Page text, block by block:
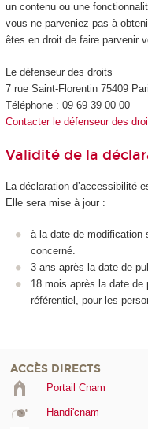
un contenu ou une
vous ne parveniez pas à
êtes en droit de faire parvenir
Le défenseur des droits
7 rue Saint-Florentin 75409
Téléphone : 09 69 39 00 00
Contacter le défenseur des
Validité de la
La déclaration d’accessibilité
Elle sera mise à jour :
à la date de modification
concerné.
3 ans après la date de
18 mois après la date de
référentiel, pour les
ACCÈS DIRECTS
Portail Cnam
Handi'cnam